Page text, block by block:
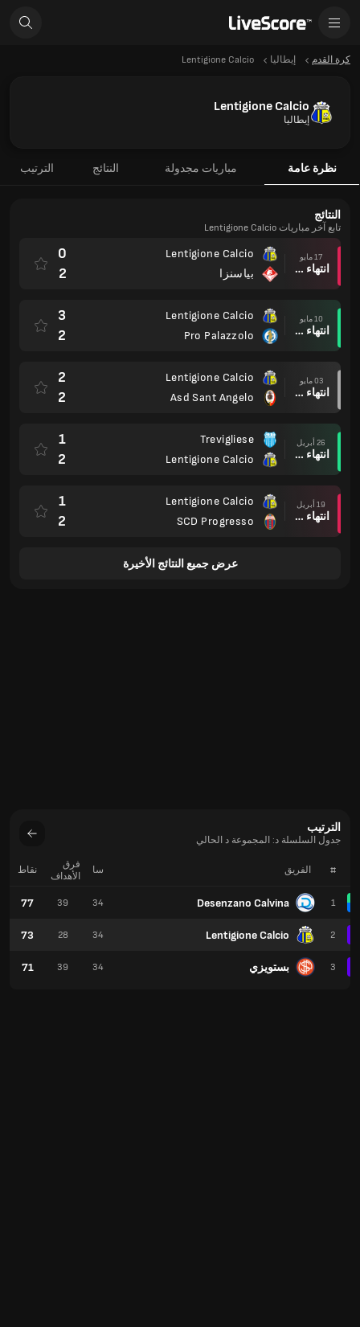
كرة القدم إيطاليا Lentigione Calcio
Lentigione Calcio
إيطاليا
نظرة عامة مباريات مجدولة النتائج الترتيب
النتائج
تابع آخر مباريات Lentigione Calcio
17 مايو
انتهاء وقت المباراة
Lentigione Calcio
بياسنزا
0
2
10 مايو
انتهاء وقت المباراة
Lentigione Calcio
Pro Palazzolo
3
2
03 مايو
انتهاء وقت المباراة
Lentigione Calcio
Asd Sant Angelo
2
2
26 أبريل
انتهاء وقت المباراة
Trevigliese
Lentigione Calcio
1
2
19 أبريل
انتهاء وقت المباراة
Lentigione Calcio
SCD Progresso
1
2
عرض جميع النتائج الأخيرة
الترتيب
جدول السلسلة د: المجموعة د الحالي
# الفريق
1
Desenzano Calvina
2
Lentigione Calcio
3 بستويزي
سا
فرق
الأهداف
نقاط
34
39
77
34
28
73
34
39
71